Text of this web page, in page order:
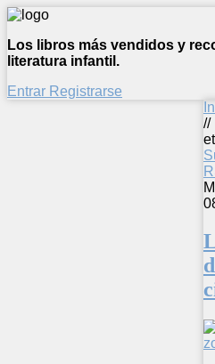
Los libros más vendidos y
literatura infantil.
Entrar Registrarse
//